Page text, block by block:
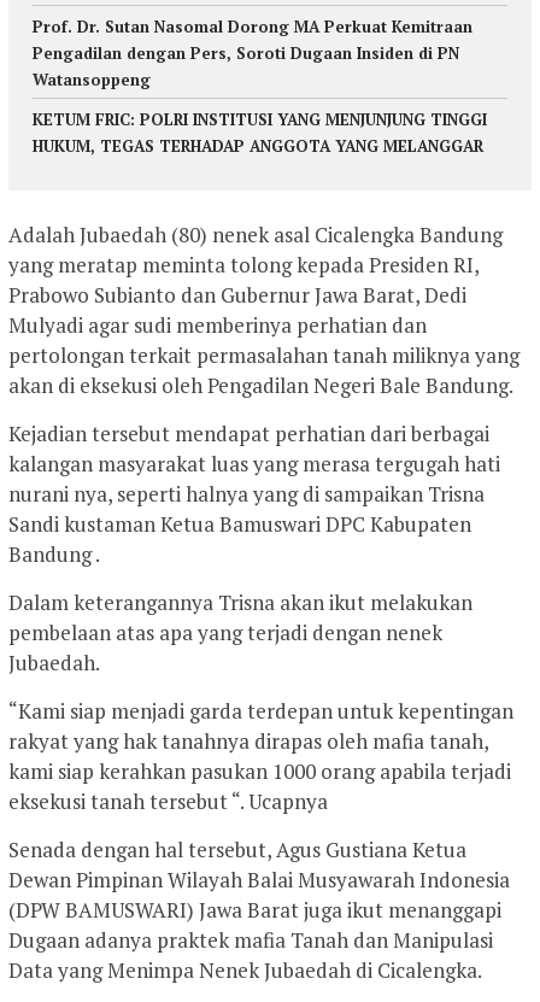
Prof. Dr. Sutan Nasomal Dorong MA Perkuat Kemitraan
Pengadilan dengan Pers, Soroti Dugaan Insiden di PN
Watansoppeng
KETUM FRIC: POLRI INSTITUSI YANG MENJUNJUNG TINGGI
HUKUM, TEGAS TERHADAP ANGGOTA YANG MELANGGAR
Adalah Jubaedah (80) nenek asal Cicalengka Bandung
yang meratap meminta tolong kepada Presiden RI,
Prabowo Subianto dan Gubernur Jawa Barat, Dedi
Mulyadi agar sudi memberinya perhatian dan
pertolongan terkait permasalahan tanah miliknya yang
akan di eksekusi oleh Pengadilan Negeri Bale Bandung.
Kejadian tersebut mendapat perhatian dari berbagai
kalangan masyarakat luas yang merasa tergugah hati
nurani nya, seperti halnya yang di sampaikan Trisna
Sandi kustaman Ketua Bamuswari DPC Kabupaten
Bandung .
Dalam keterangannya Trisna akan ikut melakukan
pembelaan atas apa yang terjadi dengan nenek
Jubaedah.
“Kami siap menjadi garda terdepan untuk kepentingan
rakyat yang hak tanahnya dirapas oleh mafia tanah,
kami siap kerahkan pasukan 1000 orang apabila terjadi
eksekusi tanah tersebut “. Ucapnya
Senada dengan hal tersebut, Agus Gustiana Ketua
Dewan Pimpinan Wilayah Balai Musyawarah Indonesia
(DPW BAMUSWARI) Jawa Barat juga ikut menanggapi
Dugaan adanya praktek mafia Tanah dan Manipulasi
Data yang Menimpa Nenek Jubaedah di Cicalengka.